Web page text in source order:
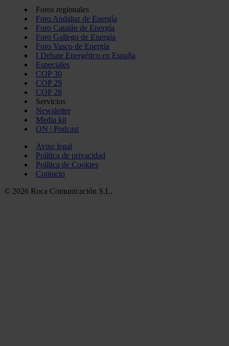
Foros regionales
Foro Andaluz de Energía
Foro Catalán de Energía
Foro Gallego de Energía
Foro Vasco de Energía
I Debate Energético en España
Especiales
COP 30
COP 29
COP 28
Servicios
Newsletter
Media kit
ON | Podcast
Aviso legal
Política de privacidad
Política de Cookies
Contacto
© 2026 Roca Comunicación S.L.